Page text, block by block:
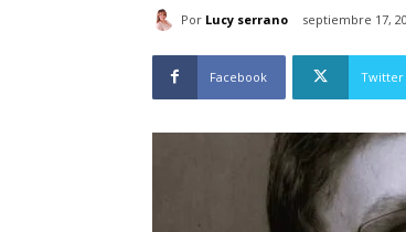
Por Lucy serrano septiembre 17,
Facebook Twitter